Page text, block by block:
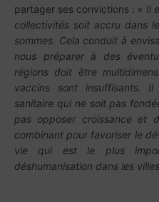
partager ses convictions : « Il
collectivités soit accru dans
sommes. Cela conduit à
nous préparer à des
régions doit être
vaccins sont insuffisants.
sanitaire qui ne soit pas
pas opposer croissance et
combinant pour favoriser le
vie qui est le plus
déshumanisation dans les